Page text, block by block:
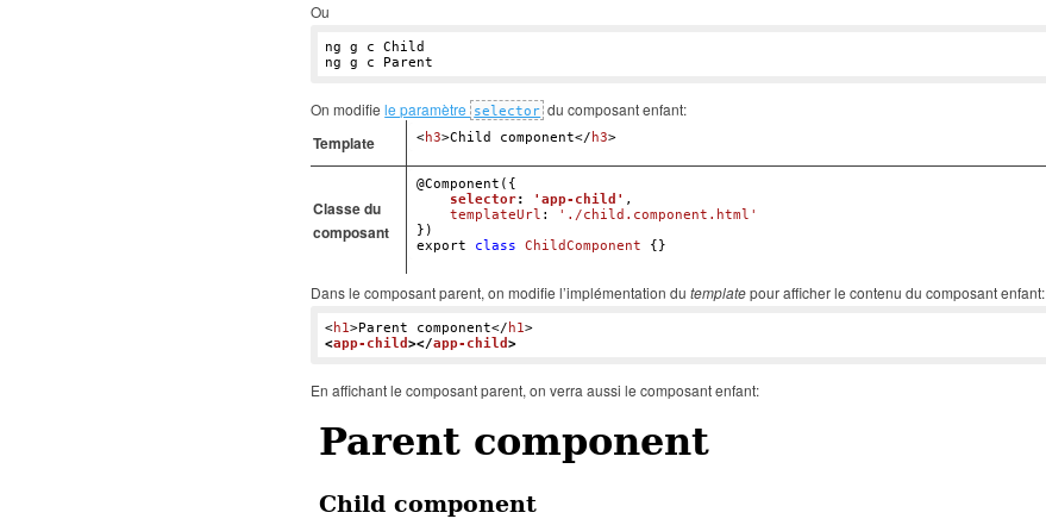
Ou
ng g c Child
On modifiele paramètre selector du composant enfant:
Template <h3>Child component</ h3>
Classe du
composant
@Component ({
selector: 'app-child' ,
templateUrl :
'./child.component.html'
export
class ChildComponent {}
Dans le composant parent, on modifie l’implémentation dutemplatepour afficher le contenu du composant enfant:
<h1>Parent component</ h1>
<app-child></app-child>
En affichant le composant parent, on verra aussi le composant enfant: